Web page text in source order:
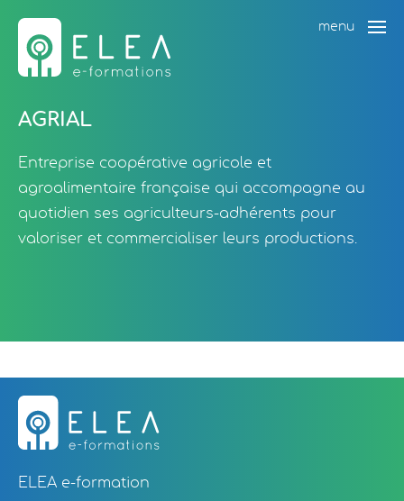
AGRIAL
Entreprise coopérative agricole et
agroalimentaire française qui accompagne au
quotidien ses agriculteurs-adhérents pour
valoriser et commercialiser leurs productions.
ELEA e-formation
menu